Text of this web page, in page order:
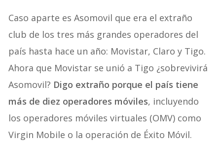
Caso aparte es Asomovil que era el extraño
club de los tres más grandes operadores del
país hasta hace un año: Movistar, Claro y Tigo.
Ahora que Movistar se unió a Tigo ¿sobrevivirá
Asomovil? Digo extraño porque el país tiene
más de diez operadores móviles, incluyendo
los operadores móviles virtuales (OMV) como
Virgin Mobile o la operación de Éxito Móvil.